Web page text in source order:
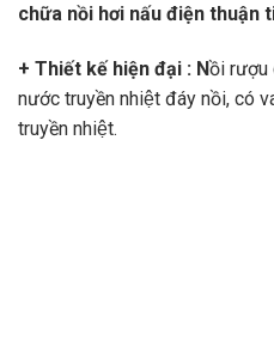
chữa nồi hơi nấu điện thuận
+ Thiết kế hiện đại : Nồi rượu
nước truyền nhiệt đáy nồi, có
truyền nhiệt.